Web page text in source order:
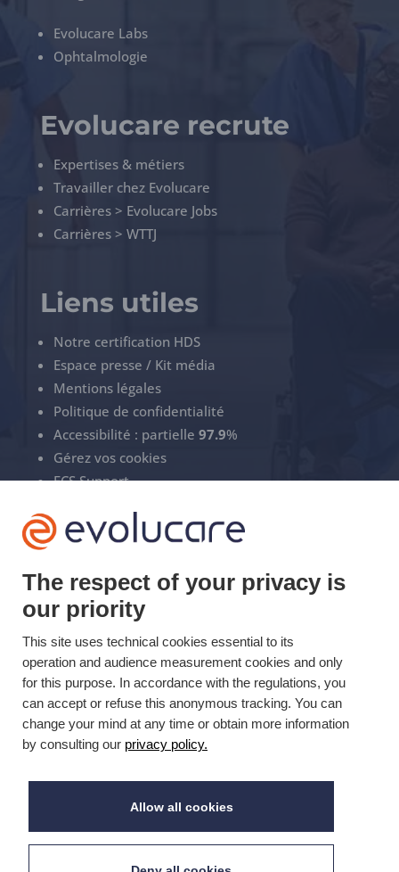
Evolucare Labs
Ophtalmologie
Evolucare recrute
Expertises & métiers
Travailler chez Evolucare
Carrières > Evolucare Jobs
Carrières > WTTJ
Liens utiles
Notre certification HDS
Espace presse / Kit média
Mentions légales
Politique de confidentialité
Accessibilité : partielle 97.9%
Gérez vos cookies
ECS Support
 YOUTUBE
 LINKEDIN
Mis à jour le 30/05/2024 © Evolucare 2026
The respect of your privacy is
our priority
This site uses technical cookies essential to its
operation and audience measurement cookies and only
for this purpose. In accordance with the regulations, you
can accept or refuse this anonymous tracking. You can
change your mind at any time or obtain more information
by consulting our privacy policy.
Allow all cookies